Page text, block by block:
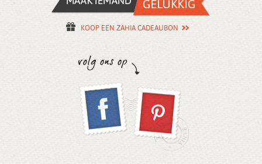
KOOP EEN ZAHIA CADEAUBON